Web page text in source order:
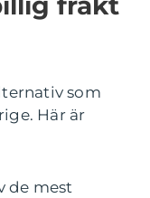
som
Här är
de mest